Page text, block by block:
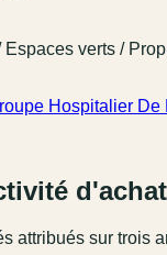
Espaces verts /
Hospitalier
attribués sur trois